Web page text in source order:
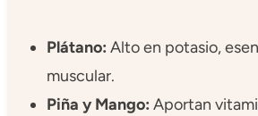
Plátano: Alto en potasio,
muscular.
Piña y Mango: Aportan